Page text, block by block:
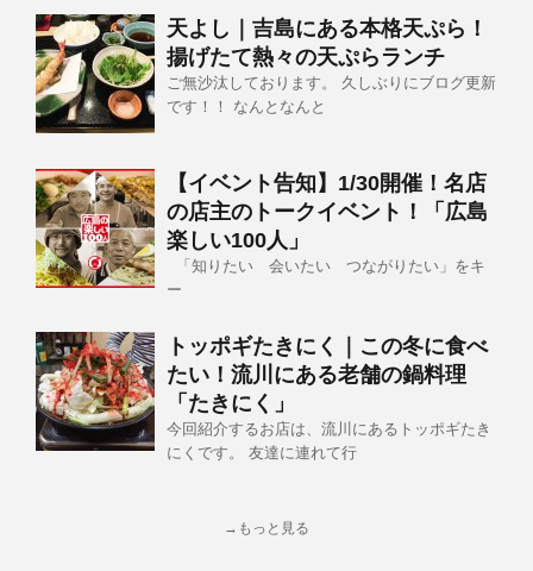
天よし｜吉島にある本格天ぷら！
揚げたて熱々の天ぷらランチ
ご無沙汰しております。 久しぶりにブログ更新
です！！ なんとなんと
【イベント告知】1/30開催！名店
の店主のトークイベント！「広島
楽しい100人」
「知りたい 会いたい つながりたい」をキ
ー
トッポギたきにく｜この冬に食べ
たい！流川にある老舗の鍋料理
「たきにく」
今回紹介するお店は、流川にあるトッポギたき
にくです。 友達に連れて行
→もっと見る